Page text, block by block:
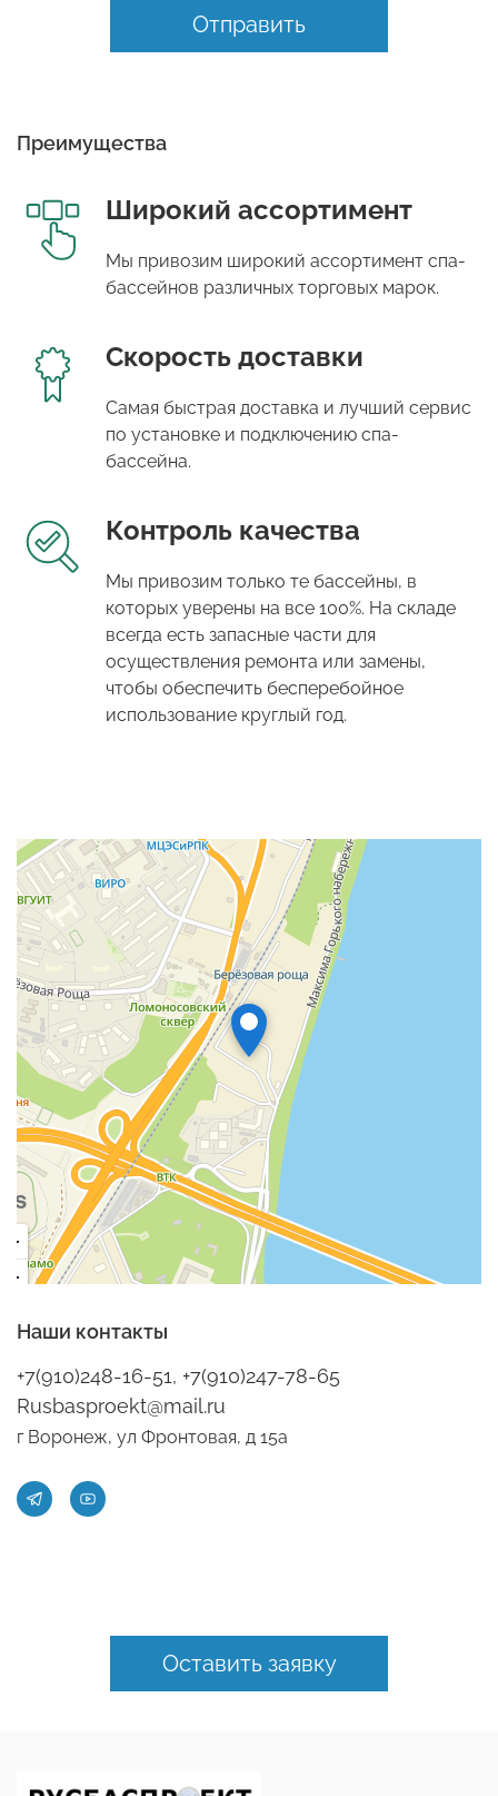
Отправить
Преимущества
Широкий ассортимент
Мы привозим широкий ассортимент спа-
бассейнов различных торговых марок.
Скорость доставки
Самая быстрая доставка и лучший сервис
по установке и подключению спа-
бассейна.
Контроль качества
Мы привозим только те бассейны, в
которых уверены на все 100%. На складе
всегда есть запасные части для
осуществления ремонта или замены,
чтобы обеспечить бесперебойное
использование круглый год.
Наши контакты
+7(910)248-16-51, +7(910)247-78-65
Rusbasproekt@mail.ru
г Воронеж, ул Фронтовая, д 15а
Оставить заявку